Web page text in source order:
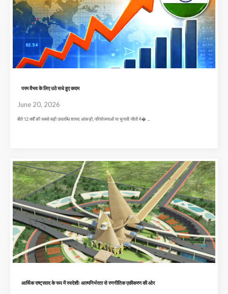
परम वैभव के लिए उठे सधे हुए कदम
June 20, 2026
बीते 12 वर्षों की सबसे बड़ी उपलब्धि शायद आंकड़ों, परियोजनाओं या चुनावी जीतों मे� ...
आर्थिक राष्ट्रवाद के रूप में स्वदेशीः आत्मनिर्भरता से रणनीतिक एकीकरण की ओर